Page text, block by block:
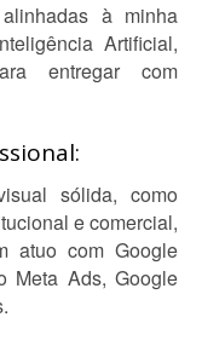
à minha
Artificial,
entregar com
sólida, como
e comercial,
atuo com Google
Meta Ads, Google